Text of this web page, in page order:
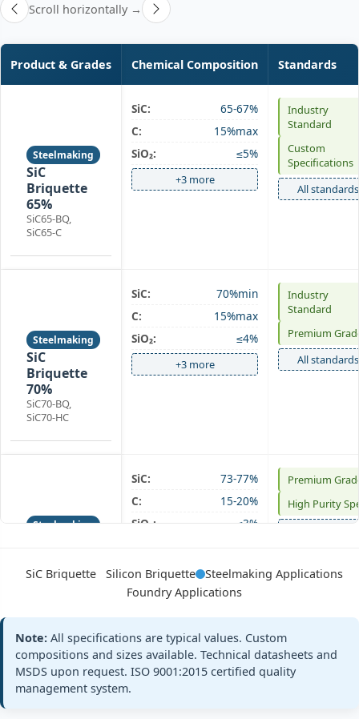
Scroll horizontally →
Product & Grades Chemical Composition Standards
Steelmaking
SiC
Briquette
65%
SiC65-BQ,
SiC65-C
SiC:
65-67%
C:
15%max
SiO₂:
≤5%
+3 more
Industry
Standard
Custom
Specifications
All standards
Steelmaking
SiC
Briquette
70%
SiC70-BQ,
SiC70-HC
SiC:
70%min
C:
15%max
SiO₂:
≤4%
+3 more
Industry
Standard
Premium
All standards
Steelmaking
Briquette
Premium
SiC:
73-77%
C:
15-20%
SiO₂:
≤3%
Premium
High Purity
SiC Briquette Silicon Briquette
Steelmaking Applications
Foundry Applications
Note: All specifications are typical values. Custom
compositions and sizes available. Technical datasheets and
MSDS upon request. ISO 9001:2015 certified quality
management system.